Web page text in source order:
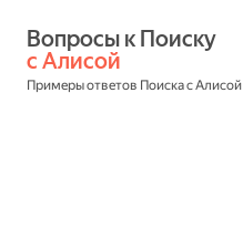
с Алисой
Примеры ответов Поиска с Алисой